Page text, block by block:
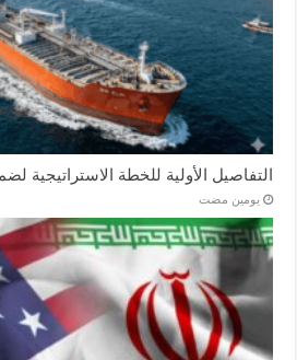
التفاصيل الأولية للخطة الاستراتيجية
‏يومين مضت